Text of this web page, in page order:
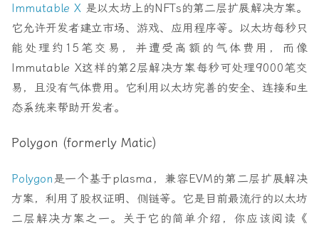
Immutable X 是以太坊上的NFTs的第二层扩展解决方案。
它允许开发者建立市场、游戏、应用程序等。以太坊每秒只
能处理约15笔交易，并遭受高额的气体费用，而像
Immutable X这样的第2层解决方案每秒可处理9000笔交
易，且没有气体费用。它利用以太坊完善的安全、连接和生
态系统来帮助开发者。
Polygon (formerly Matic)
Polygon 是一个基于plasma，兼容EVM的第二层扩展解决
方案，利用了股权证明、侧链等。它是目前最流行的以太坊
二层解决方案之一。关于它的简单介绍，你应该阅读《